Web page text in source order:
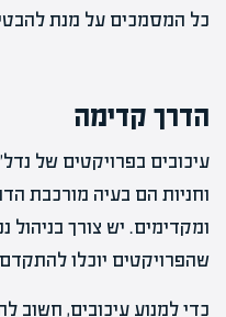
כל המסמכים על מנת
הדרך קדימה
עיכובים בפרויקטים של
וחניות הם בעיה מורכבת
ומקדימים. יש צורך בניהול
שהפרויקטים יוכלו
כדי למנוע עיכובים, חשוב